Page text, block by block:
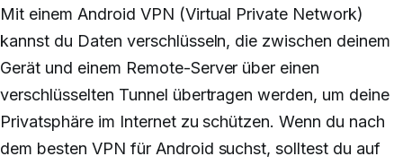
Mit einem Android VPN (Virtual Private Network)
kannst du Daten verschlüsseln, die zwischen deinem
Gerät und einem Remote-Server über einen
verschlüsselten Tunnel übertragen werden, um deine
Privatsphäre im Internet zu schützen. Wenn du nach
dem besten VPN für Android suchst, solltest du auf